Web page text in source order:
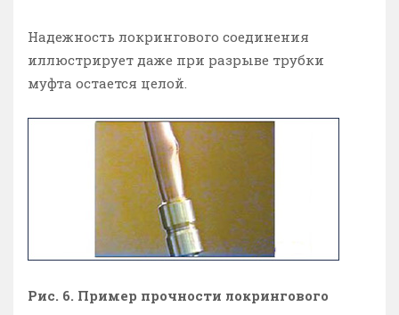
Надежность локрингового соединения
иллюстрирует даже при разрыве трубки
муфта остается целой.
Рис. 6. Пример прочности локрингового